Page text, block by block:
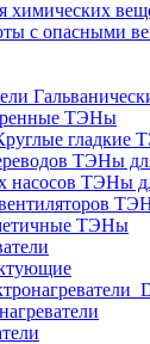
ТЭНы
гладкие
ТЭНы
ТЭНы
ТЭНы